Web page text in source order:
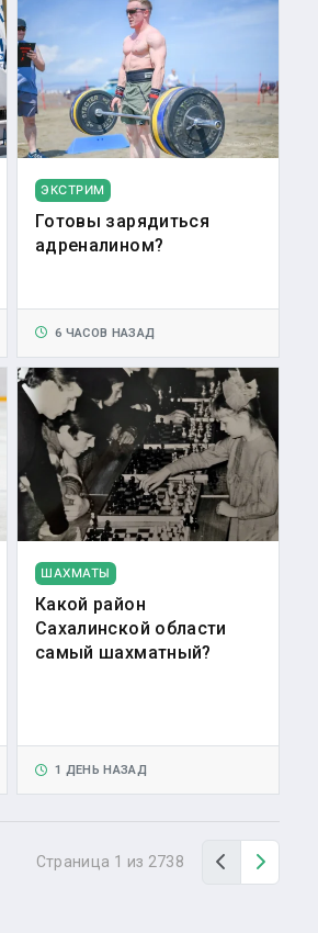
ЭКСТРИМ
Готовы зарядиться
адреналином?
6 ЧАСОВ НАЗАД
ШАХМАТЫ
Какой район
Сахалинской области
самый шахматный?
1 ДЕНЬ НАЗАД
Страница 1 из 2738 НазадВперед